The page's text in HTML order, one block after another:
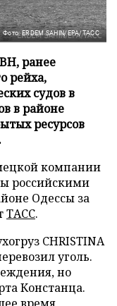
Фото: ERDEM SAHIN/EPA/ТАСС
ранее
рейха,
судов в
в районе
ресурсов
компании
российскими
Одессы за
ТАСС.
CHRISTINA
уголь.
но
Констанца.